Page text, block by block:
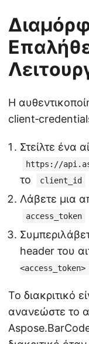
Η
Στείλτε ένα
https://
το
client_id
Λάβετε μια
access_token
header του
<access_token>
Το διακριτικό
ανανεώστε το